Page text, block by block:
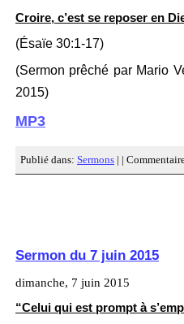
Croire, c’est se reposer en
(Ésaïe 30:1-17)
(Sermon prêché par Mario
2015)
MP3
Publié dans: Sermons | |
Sermon du 7 juin 2015
dimanche, 7 juin 2015
“Celui qui est prompt à